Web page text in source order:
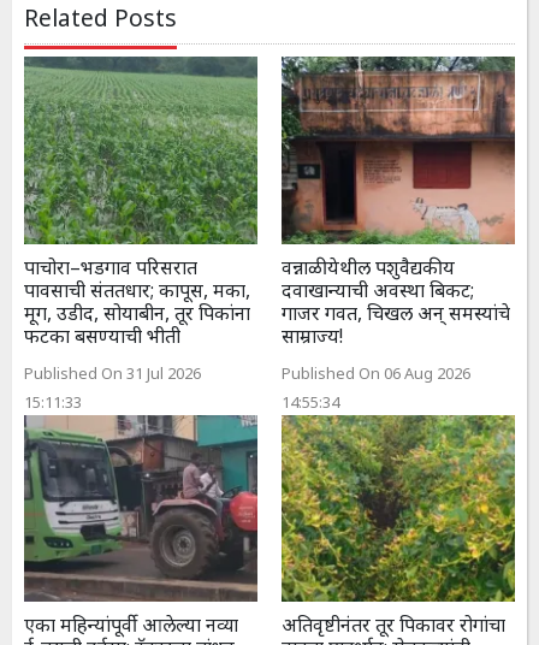
Related Posts
पाचोरा–भडगाव परिसरात
पावसाची संततधार; कापूस, मका,
मूग, उडीद, सोयाबीन, तूर पिकांना
फटका बसण्याची भीती
Published On 31 Jul 2026
15:11:33
वन्नाळी येथील पशुवैद्यकीय
दवाखान्याची अवस्था बिकट;
गाजर गवत, चिखल अन् समस्यांचे
साम्राज्य!
Published On 06 Aug 2026
14:55:34
एका महिन्यांपूर्वी आलेल्या नव्या
अतिवृष्टीनंतर तूर पिकावर रोगांचा